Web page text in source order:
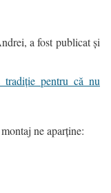
a fost publicat și
pentru că nu
ne aparține: